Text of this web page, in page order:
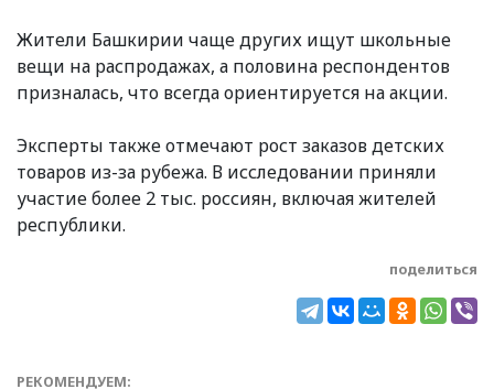
Жители Башкирии чаще других ищут школьные
вещи на распродажах, а половина респондентов
призналась, что всегда ориентируется на акции.
Эксперты также отмечают рост заказов детских
товаров из-за рубежа. В исследовании приняли
участие более 2 тыс. россиян, включая жителей
республики.
поделиться
РЕКОМЕНДУЕМ: